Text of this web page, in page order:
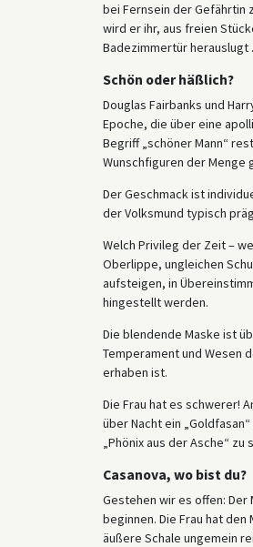
bei Fernsein der Gefährtin
wird er ihr, aus freien
Badezimmertür herauslugt
Schön oder häßlich?
Douglas Fairbanks und
Epoche, die über eine
Begriff „schöner Mann“
Wunschfiguren der Menge
Der Geschmack ist
der Volksmund typisch
Welch Privileg der Zeit –
Oberlippe, ungleichen
aufsteigen, in
hingestellt werden.
Die blendende Maske ist
Temperament und Wesen
erhaben ist.
Die Frau hat es schwerer!
über Nacht ein
„Phönix aus der Asche“ zu
Casanova, wo bist du?
Gestehen wir es offen: Der
beginnen. Die Frau hat
äußere Schale ungemein